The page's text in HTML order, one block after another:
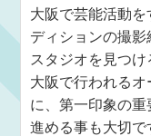
大阪で芸能活動
ディションの撮
スタジオを見つ
大阪で行われる
に、第一印象の
進める事も大切